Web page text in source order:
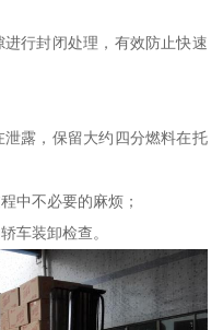
行封闭处理，有效防止快速
露，保留大约四分燃料在托
中不必要的麻烦；
车装卸检查。